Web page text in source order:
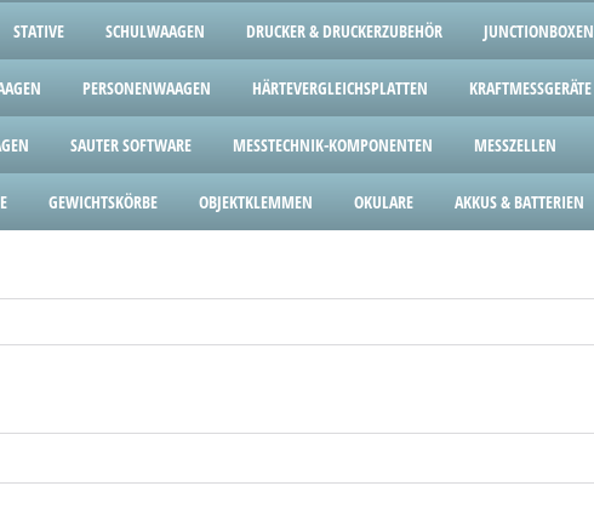
STATIVE SCHULWAAGEN DRUCKER & DRUCKERZUBEHÖR JUNCTIONBOXEN
PERSONENWAAGEN HÄRTEVERGLEICHSPLATTEN KRAFTMESSGERÄTE
SAUTER SOFTWARE MESSTECHNIK-KOMPONENTEN MESSZELLEN
GEWICHTSKÖRBE OBJEKTKLEMMEN OKULARE AKKUS & BATTERIEN